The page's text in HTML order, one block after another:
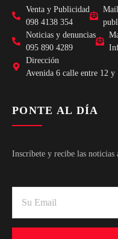
Venta y Publicidad
098 4138 354
Mail
Noticias y denuncias
095 890 4289
Dirección
Avenida 6 calle entre 12 y
PONTE AL DÍA
Inscríbete y recibe las noticias